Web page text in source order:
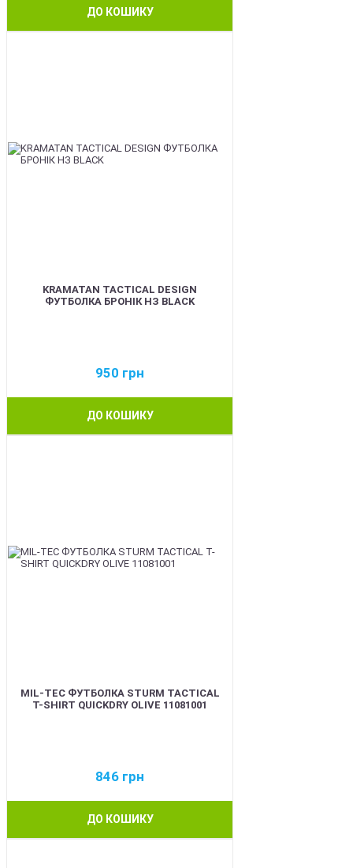
ДО КОШИКУ
KRAMATAN TACTICAL DESIGN
ФУТБОЛКА БРОНІК НЗ BLACK
950 грн
ДО КОШИКУ
MIL-TEC ФУТБОЛКА STURM TACTICAL
T-SHIRT QUICKDRY OLIVE 11081001
846 грн
ДО КОШИКУ